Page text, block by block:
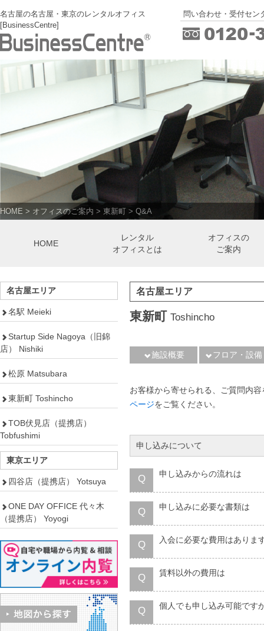
名古屋の名古屋・東京のレンタルオフィス
[BusinessCentre]
問い合わせ・受付セン
HOME > オフィスのご案内 > 東新町 > Q&A
HOME
レンタル
オフィスとは
オフィスの
ご案内
名古屋エリア
東新町 Toshincho
施設概要 フロア・設備
お客様から寄せられる、ご質問内
ページをご覧ください。
申し込みについて
Q 申し込みからの流れは
Q 申し込みに必要な書類は
Q 入会に必要な費用はありま
Q 賃料以外の費用は
Q 個人でも申し込み可能です
名古屋エリア
名駅 Meieki
Startup Side Nagoya（旧錦
店） Nishiki
松原 Matsubara
東新町 Toshincho
TOB伏見店（提携店）
Tobfushimi
東京エリア
四谷店（提携店） Yotsuya
ONE DAY OFFICE 代々木
（提携店） Yoyogi